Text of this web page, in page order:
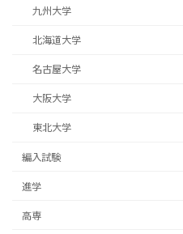
九州大学
北海道大学
名古屋大学
大阪大学
東北大学
編入試験
進学
高専